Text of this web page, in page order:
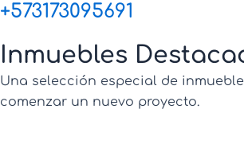
+573173095691
Inmuebles
Una selección especial de
comenzar un nuevo proyecto.